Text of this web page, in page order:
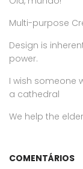
Multi-purpose
Design is
power.
I wish someone
a cathedral
We help the
COMENTÁRIOS